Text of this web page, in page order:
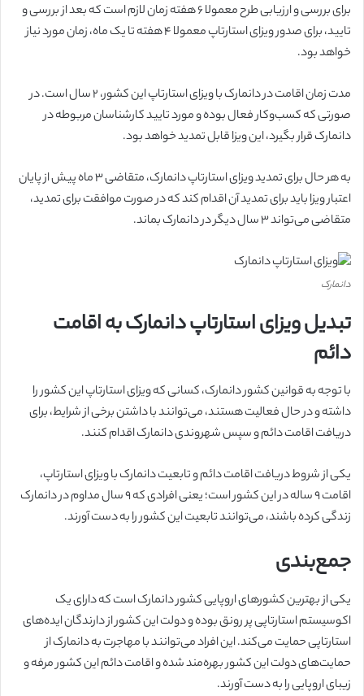
برای بررسی و ارزیابی طرح معمولا ۶ هفته زمان لازم است که بعد از بررسی و
تایید، برای صدور ویزای استارتاپ معمولا ۴ هفته تا یک ماه، زمان مورد نیاز
خواهد بود.
مدت زمان اقامت در دانمارک با ویزای استارتاپ این کشور، ۲ سال است. در
صورتی که کسب‌وکار فعال بوده و مورد تایید کارشناسان مربوطه در
دانمارک قرار بگیرد، این ویزا قابل تمدید خواهد بود.
به هر حال برای تمدید ویزای استارتاپ دانمارک، متقاضی ۳ ماه پیش از پایان
اعتبار ویزا باید برای تمدید آن اقدام کند که در صورت موافقت برای تمدید،
متقاضی می‌تواند ۳ سال دیگر در دانمارک بماند.
دانمارک
تبدیل ویزای استارتاپ دانمارک به اقامت
دائم
با توجه به قوانین کشور دانمارک، کسانی که ویزای استارتاپ این کشور را
داشته و در حال فعالیت هستند، می‌توانند با داشتن برخی از شرایط، برای
دریافت اقامت دائم و سپس شهروندی دانمارک اقدام کنند.
یکی از شروط دریافت اقامت دائم و تابعیت دانمارک با ویزای استارتاپ،
اقامت ۹ ساله در این کشور است؛ یعنی افرادی که ۹ سال مداوم در دانمارک
زندگی کرده باشند، می‌توانند تابعیت این کشور را به دست آورند.
جمع‌بندی
یکی از بهترین کشورهای اروپایی کشور دانمارک است که دارای یک
اکوسیستم استارتاپی پر رونق بوده و دولت این کشور از دارندگان ایده‌های
استارتاپی حمایت می‌کند. این افراد می‌توانند با مهاجرت به دانمارک از
حمایت‌های دولت این کشور بهره‌مند شده و اقامت دائم این کشور مرفه و
زیبای اروپایی را به دست آورند.